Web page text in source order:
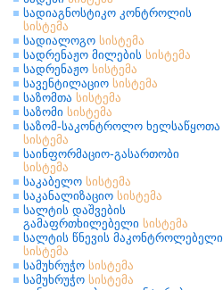
სადიაგნოსტიკო კონტროლის
სისტემა
სადიალოგო სისტემა
სადრენაჟო მილების სისტემა
სადრენაჟო სისტემა
სავენტილაციო სისტემა
საზომთა სისტემა
საზომი სისტემა
საზომ-საკონტროლო ხელსაწყოთა
სისტემა
საინფორმაციო-გასართობი
სისტემა
საკაბელო სისტემა
საკანალიზაციო სისტემა
სალტის დაშვების
გამაფრთხილებელი სისტემა
სალტის წნევის მაკონტროლებელი
სისტემა
სამუხრუჭო სისტემა
სამუხრუჭო სისტემა